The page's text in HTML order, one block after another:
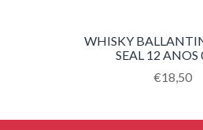
WHISKY
SEAL 12 ANOS
€18,50